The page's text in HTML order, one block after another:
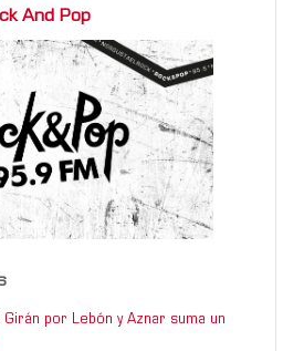
And Pop
Girán por Lebón y Aznar suma un